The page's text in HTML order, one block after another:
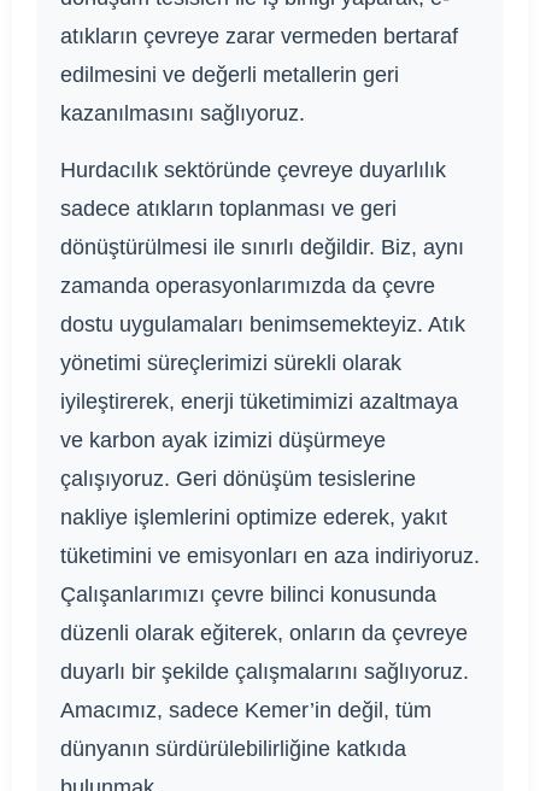
atıkların çevreye zarar vermeden bertaraf
edilmesini ve değerli metallerin geri
kazanılmasını sağlıyoruz.
Hurdacılık sektöründe çevreye duyarlılık
sadece atıkların toplanması ve geri
dönüştürülmesi ile sınırlı değildir. Biz, aynı
zamanda operasyonlarımızda da çevre
dostu uygulamaları benimsemekteyiz. Atık
yönetimi süreçlerimizi sürekli olarak
iyileştirerek, enerji tüketimimizi azaltmaya
ve karbon ayak izimizi düşürmeye
çalışıyoruz. Geri dönüşüm tesislerine
nakliye işlemlerini optimize ederek, yakıt
tüketimini ve emisyonları en aza indiriyoruz.
Çalışanlarımızı çevre bilinci konusunda
düzenli olarak eğiterek, onların da çevreye
duyarlı bir şekilde çalışmalarını sağlıyoruz.
Amacımız, sadece Kemer’in değil, tüm
dünyanın sürdürülebilirliğine katkıda